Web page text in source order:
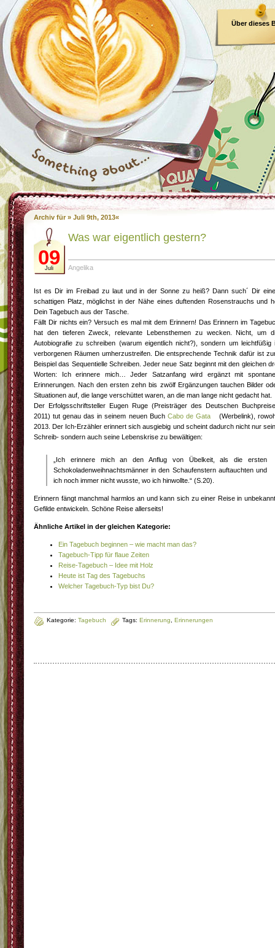
Über dieses
Archiv für » Juli 9th, 2013«
09
Juli
Was war eigentlich gestern?
Angelika
Ist es Dir im Freibad zu laut und in der Sonne zu heiß? Dann such´ Dir
schattigen Platz, möglichst in der Nähe eines duftenden Rosenstrauchs und
Dein Tagebuch aus der Tasche.
Fällt Dir nichts ein? Versuch es mal mit dem Erinnern! Das Erinnern im
hat den tieferen Zweck, relevante Lebensthemen zu wecken. Nicht, um
Autobiografie zu schreiben (warum eigentlich nicht?), sondern um leichtfüßig
verborgenen Räumen umherzustreifen. Die entsprechende Technik dafür ist
Beispiel das Sequentielle Schreiben. Jeder neue Satz beginnt mit den gleichen
Worten: Ich erinnere mich… Jeder Satzanfang wird ergänzt mit
Erinnerungen. Nach den ersten zehn bis zwölf Ergänzungen tauchen Bilder
Situationen auf, die lange verschüttet waren, an die man lange nicht gedacht hat.
Der Erfolgsschriftsteller Eugen Ruge (Preisträger des Deutschen
2011) tut genau das in seinem neuen Buch Cabo de Gata
(Werbelink),
2013. Der Ich-Erzähler erinnert sich ausgiebig und scheint dadurch nicht nur
Schreib- sondern auch seine Lebenskrise zu bewältigen:
„Ich erinnere mich an den Anflug von Übelkeit, als die ersten
Schokoladenweihnachtsmänner in den Schaufenstern auftauchten und
ich noch immer nicht wusste, wo ich hinwollte.“ (S.20).
Erinnern fängt manchmal harmlos an und kann sich zu einer Reise in
Gefilde entwickeln. Schöne Reise allerseits!
Ähnliche Artikel in der gleichen Kategorie:
Ein Tagebuch beginnen – wie macht man das?
Tagebuch-Tipp für flaue Zeiten
Reise-Tagebuch – Idee mit Holz
Heute ist Tag des Tagebuchs
Welcher Tagebuch-Typ bist Du?
Kategorie: Tagebuch Tags: Erinnerung Erinnerungen